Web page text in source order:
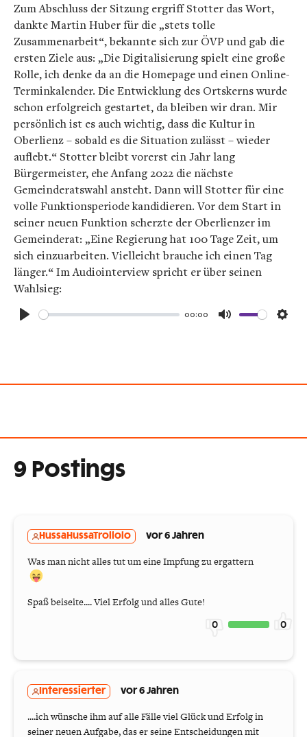
Zum Abschluss der Sitzung ergriff Stotter das Wort,
dankte Martin Huber für die „stets tolle
Zusammenarbeit“, bekannte sich zur ÖVP und gab die
ersten Ziele aus: „Die Digitalisierung spielt eine große
Rolle, ich denke da an die Homepage und einen Online-
Terminkalender. Die Entwicklung des Ortskerns wurde
schon erfolgreich gestartet, da bleiben wir dran. Mir
persönlich ist es auch wichtig, dass die Kultur in
Oberlienz – sobald es die Situation zulässt – wieder
auflebt.“ Stotter bleibt vorerst ein Jahr lang
Bürgermeister, ehe Anfang 2022 die nächste
Gemeinderatswahl ansteht. Dann will Stotter für eine
volle Funktionsperiode kandidieren. Vor dem Start in
seiner neuen Funktion scherzte der Oberlienzer im
Gemeinderat: „Eine Regierung hat 100 Tage Zeit, um
sich einzuarbeiten. Vielleicht brauche ich einen Tag
länger.“ Im Audiointerview spricht er über seinen
Wahlsieg:
00:00
9 Postings
HussaHussaTrollolo vor 6 Jahren
Was man nicht alles tut um eine Impfung zu ergattern
Spaß beiseite.... Viel Erfolg und alles Gute!
0 0
Interessierter vor 6 Jahren
....ich wünsche ihm auf alle Fälle viel Glück und Erfolg in
seiner neuen Aufgabe, das er seine Entscheidungen mit